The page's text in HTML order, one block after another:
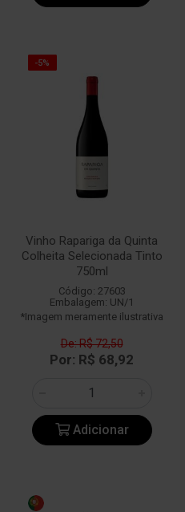
-5%
Vinho Rapariga da Quinta
Colheita Selecionada Tinto
750ml
Código: 27603
Embalagem: UN/1
*Imagem meramente ilustrativa
De: R$ 72,50
Por: R$ 68,92
Adicionar